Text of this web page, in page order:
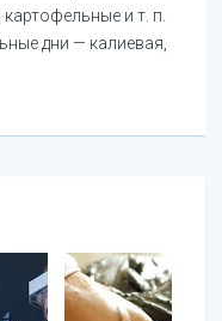
и т. п.
дни — калиевая,